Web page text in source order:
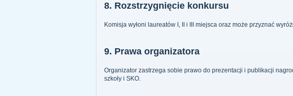
8. Rozstrzygnięcie konkursu
Komisja wyłoni laureatów I, II i III miejsca oraz może przyznać
9. Prawa organizatora
Organizator zastrzega sobie prawo do prezentacji i publikacji
szkoły i SKO.